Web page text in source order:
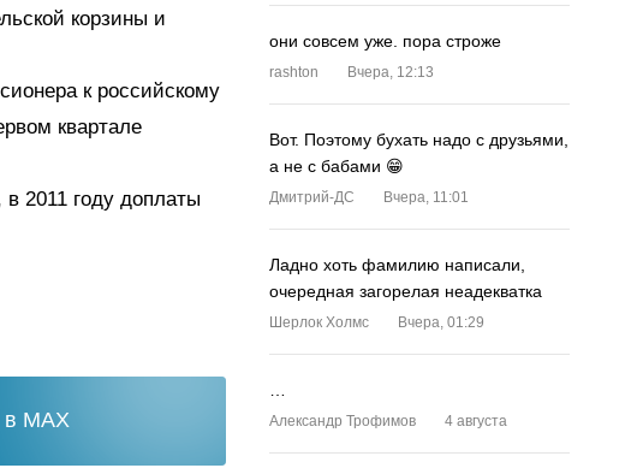
корзины и
к российскому
квартале
2011 году доплаты
в MAX
они совсем уже. пора строже
rashton Вчера, 12:13
Вот. Поэтому бухать надо с друзьями,
а не с бабами 😁
Дмитрий-ДС Вчера, 11:01
Ладно хоть фамилию написали,
очередная загорелая неадекватка
Шерлок Холмс Вчера, 01:29
Александр Трофимов 4 августа